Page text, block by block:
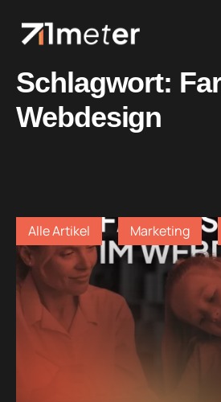
Schlagwort:
Webdesign
Alle Artikel Marketing